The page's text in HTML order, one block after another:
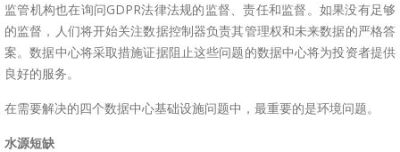
监管机构也在询问GDPR法律法规的监督、责任和监督。如果没有足够
的监督，人们将开始关注数据控制器负责其管理权和未来数据的严格答
案。数据中心将采取措施证据阻止这些问题的数据中心将为投资者提供
良好的服务。
在需要解决的四个数据中心基础设施问题中，最重要的是环境问题。
水源短缺